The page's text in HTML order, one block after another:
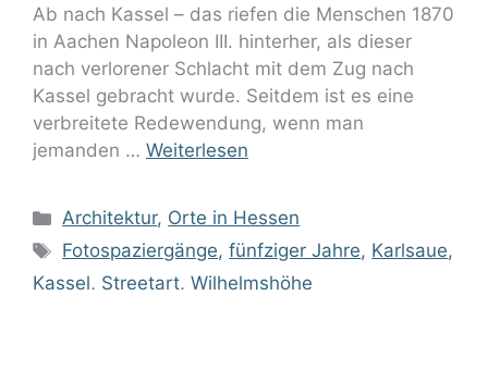
Ab nach Kassel – das riefen die Menschen 1870
in Aachen Napoleon III. hinterher, als dieser
nach verlorener Schlacht mit dem Zug nach
Kassel gebracht wurde. Seitdem ist es eine
verbreitete Redewendung, wenn man
jemanden … Weiterlesen
Architektur, Orte in Hessen
Fotospaziergänge,fünfziger Jahre, Karlsaue,
Kassel, Streetart, Wilhelmshöhe